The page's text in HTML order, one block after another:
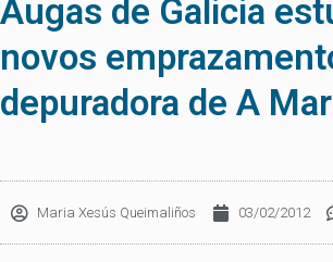
Augas de Galicia
novos
depuradora de A
Maria Xesús Queimaliños 03/02/2012